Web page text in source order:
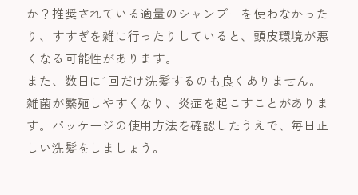
か？推奨されている適量のシャンプーを使わなかった
り、すすぎを雑に行ったりしていると、頭皮環境が悪
くなる可能性があります。
また、数日に1回だけ洗髪するのも良くありません。
雑菌が繁殖しやすくなり、炎症を起こすことがありま
す。パッケージの使用方法を確認したうえで、毎日正
しい洗髪をしましょう。